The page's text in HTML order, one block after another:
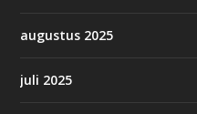
augustus 2025
juli 2025